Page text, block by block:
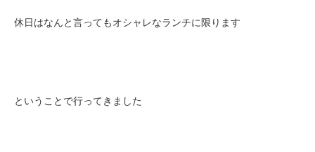
休日はなんと言ってもオシャレなランチに限ります
ということで行ってきました